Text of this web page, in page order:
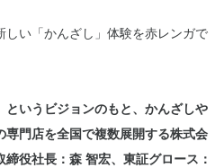
しい「かんざし」体験を赤レンガで
というビジョンのもと、かんざしや
門店を全国で複数展開する株式会
役社長：森 智宏、東証グロース：